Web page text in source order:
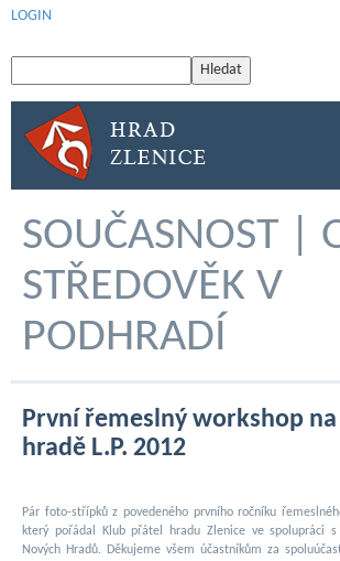
LOGIN
SOUČASNOST |
STŘEDOVĚK V
PODHRADÍ
První řemeslný workshop na
hradě L.P. 2012
Pár foto-střípků z povedeného prvního ročníku
který pořádal Klub přátel hradu Zlenice ve spolupráci
Nových Hradů. Děkujeme všem účastníkům za